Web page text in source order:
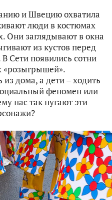
и Швецию охватила
люди в костюмах
Они заглядывают в окна
из кустов перед
Сети появились сотни
«розыгрышей».
дома, а дети – ходить
феномен или
нас так пугают эти